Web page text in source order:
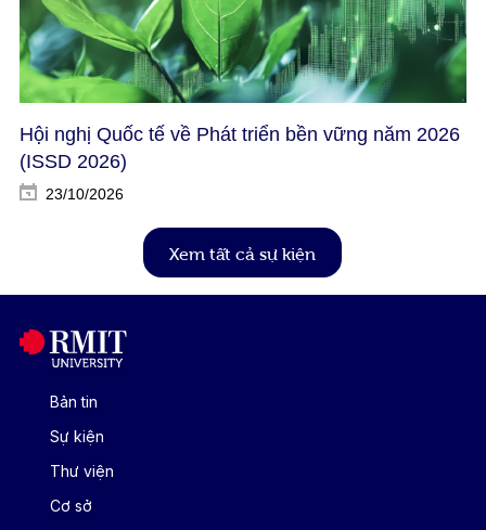
Hội nghị Quốc tế về Phát triển bền vững năm 2026
(ISSD 2026)​
23/10/2026
Xem tất cả sự kiện
Bản tin
Sự kiện
Thư viện
Cơ sở